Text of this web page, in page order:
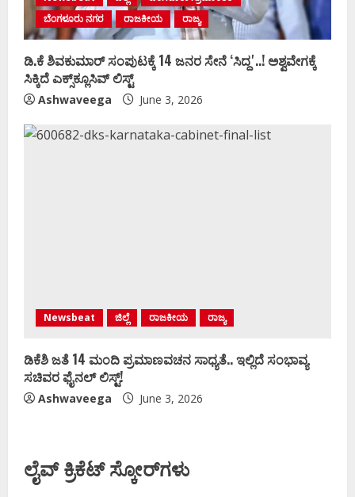
ಬೆಂಗಳೂರು ನಗರ
ರಾಜಕೀಯ ರಾಜ್ಯ
ಡಿ.ಕೆ ಶಿವಕುಮಾರ್‌ ಸಂಪುಟಕ್ಕೆ 14 ಜನರ ಸೇನೆ ʻಸಿದ್ದʼ..! ಅಶ್ವವೇಗಕ್ಕೆ
ಸಿಕ್ಕಿದೆ ಎಕ್ಸ್‌ಕ್ಲೂಸಿವ್‌ ಲಿಸ್ಟ್‌
Ashwaveega June 3, 2026
Newsbeat ಜಿಲ್ಲೆ ರಾಜಕೀಯ ರಾಜ್ಯ
ಡಿಕೆಶಿ ಜತೆ 14 ಮಂದಿ ಪ್ರಮಾಣವಚನ ಸಾಧ್ಯತೆ.. ಇಲ್ಲಿದೆ ಸಂಭಾವ್ಯ
ಸಚಿವರ ಫೈನಲ್ ಲಿಸ್ಟ್‌!
Ashwaveega June 3, 2026
ಲೈವ್ ಕ್ರಿಕೆಟ್ ಸ್ಕೋರ್‌ಗಳು